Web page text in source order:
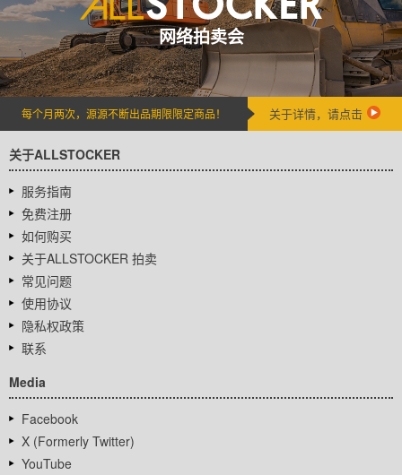
网络拍卖会
每个月两次，源源不断出品期限限定商品！ 关于详情，请点击
关于ALLSTOCKER
服务指南
免费注册
如何购买
关于ALLSTOCKER 拍卖
常见问题
使用协议
隐私权政策
联系
Media
Facebook
X (Formerly Twitter)
YouTube